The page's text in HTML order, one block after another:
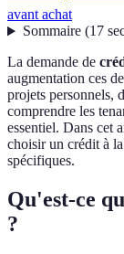
avant achat
Sommaire(17
La demande de
augmentation ces
projets personnels,
comprendre les
essentiel. Dans cet
choisir un crédit à
spécifiques.
Qu'est-ce
?